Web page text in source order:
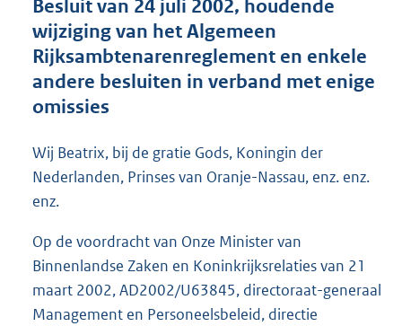
d
s
g
r
o
t
:
K
b
Besluit van 24 juli 2002, houdende
wijziging van het Algemeen
Rijksambtenarenreglement en enkele
andere besluiten in verband met enige
omissies
Wij Beatrix, bij de gratie Gods, Koningin der
Nederlanden, Prinses van Oranje-Nassau, enz. enz.
enz.
Op de voordracht van Onze Minister van
Binnenlandse Zaken en Koninkrijksrelaties van 21
maart 2002, AD2002/U63845, directoraat-generaal
Management en Personeelsbeleid, directie